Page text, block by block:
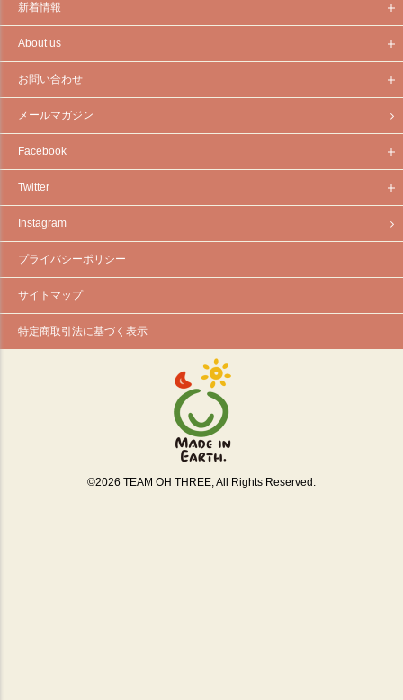
新着情報
About us
お問い合わせ
メールマガジン
Facebook
Twitter
Instagram
プライバシーポリシー
サイトマップ
特定商取引法に基づく表示
©2026 TEAM OH THREE, All Rights Reserved.